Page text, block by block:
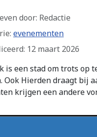
door: Redactie
evenementen
12 maart 2026
is een stad om trots op
Ook Hierden draagt bij
krijgen een andere